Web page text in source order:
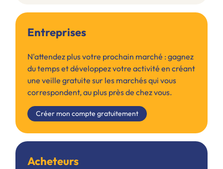
Entreprises
N'attendez plus votre prochain marché : gagnez
du temps et développez votre activité en créant
une veille gratuite sur les marchés qui vous
correspondent, au plus près de chez vous.
Créer mon compte gratuitement
Acheteurs